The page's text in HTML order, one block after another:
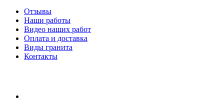
Отзывы
Наши работы
Видео наших работ
Оплата и доставка
Виды гранита
Контакты